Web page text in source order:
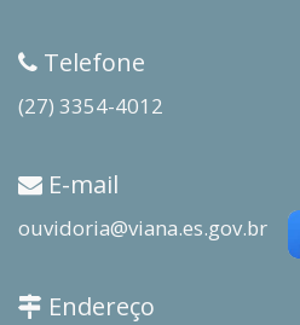
Telefone
(27) 3354-4012
E-mail
ouvidoria@viana.es.gov.br
Endereço